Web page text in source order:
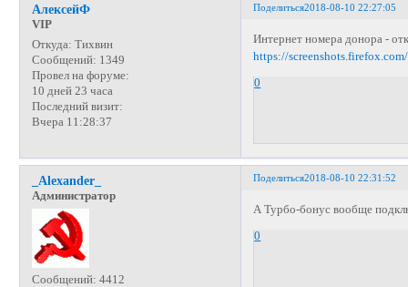
Поделиться2018-08-10 22:27:05
АлексейФ
VIP
Откуда: Тихвин
Сообщений: 1349
Провел на форуме:
10 дней 23 часа
Последний визит:
Вчера 11:28:37
Интернет номера донора -
https://
0
Поделиться2018-08-10 22:31:52
_Alexander_
Администратор
Сообщений: 4412
А Турбо-бонус вообще
0